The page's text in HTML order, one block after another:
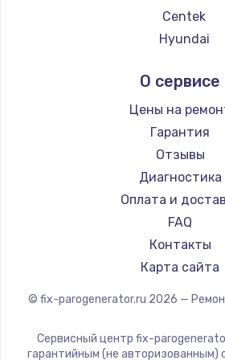
2500 руб.
Заказать
Замена
Заказать
Заказать
1300 руб.
Заказать
Прошивка
Centek
Hyundai
DELTA
Silter
Chayka
Beko
Vivitek
RED solution
О сервисе
Цены на
Гарантия
Отзывы
Диагностика
Оплата и
FAQ
Контакты
Карта сайта
© fix-parogenerator.ru 2026 —
Сервисный центр fix-
гарантийным (не авторизованным)